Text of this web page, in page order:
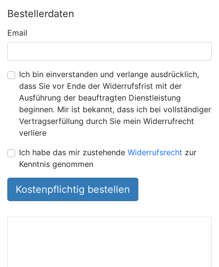
Bestellerdaten
Email
Ich bin einverstanden und verlange ausdrücklich,
dass Sie vor Ende der Widerrufsfrist mit der
Ausführung der beauftragten Dienstleistung
beginnen. Mir ist bekannt, dass ich bei vollständiger
Vertragserfüllung durch Sie mein Widerrufrecht
verliere
Ich habe das mir zustehende Widerrufsrecht zur
Kenntnis genommen
Kostenpflichtig bestellen